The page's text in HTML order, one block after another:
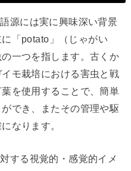
源には実に興味深い背景
「potato」（じゃがい
一つを指します。古くか
モ栽培における害虫と戦
を使用することで、簡単
でき、またその管理や駆
なります。
する視覚的・感覚的イメ